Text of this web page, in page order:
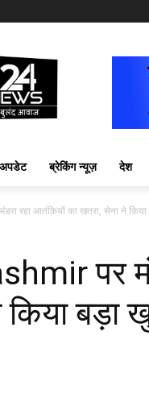
अपडेट ब्रेकिंग न्यूज़ देश
रहा आतंकियों का खतरा, सेना ने किया
पर
बड़ा